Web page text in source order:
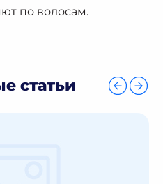
по волосам.
статьи